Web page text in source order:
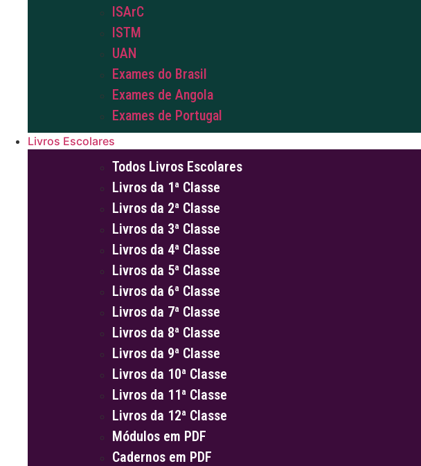
ISArC
ISTM
UAN
Exames do Brasil
Exames de Angola
Exames de Portugal
Livros Escolares
Todos Livros Escolares
Livros da 1ª Classe
Livros da 2ª Classe
Livros da 3ª Classe
Livros da 4ª Classe
Livros da 5ª Classe
Livros da 6ª Classe
Livros da 7ª Classe
Livros da 8ª Classe
Livros da 9ª Classe
Livros da 10ª Classe
Livros da 11ª Classe
Livros da 12ª Classe
Módulos em PDF
Cadernos em PDF